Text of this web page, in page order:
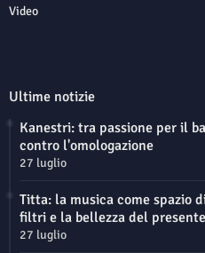
Video
Ultime notizie
Kanestri: tra passione per il
contro l'omologazione
27 luglio
Titta: la musica come spazio
filtri e la bellezza del presente
27 luglio